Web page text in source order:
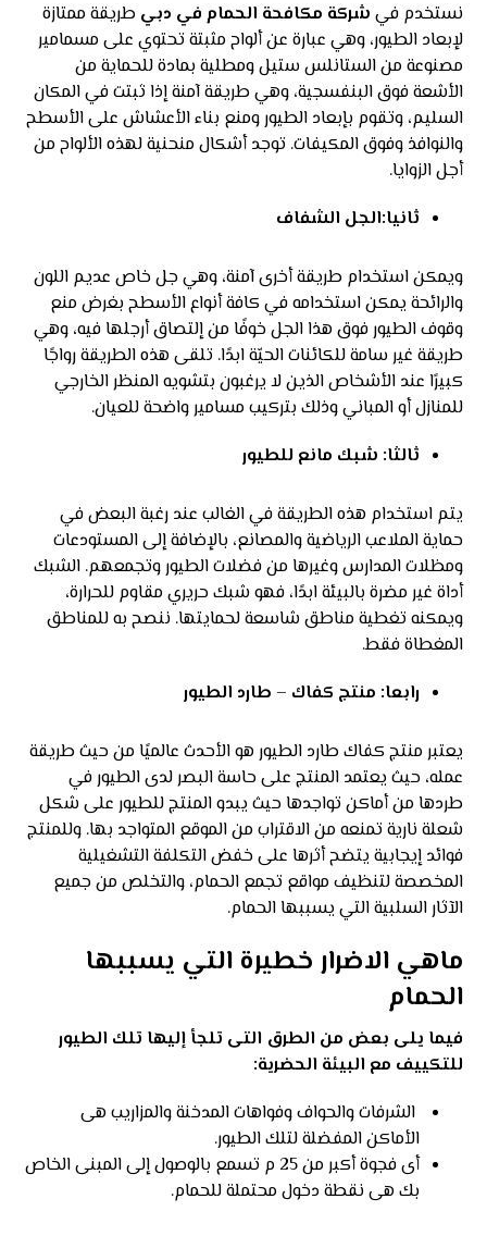
نستخدم في شركة مكافحة الحمام في دبي طريقة ممتازة
لإبعاد الطيور، وهي عبارة عن ألواح مثبتة تحتوي على مسمامير
مصنوعة من الستانلس ستيل ومطلية بمادة للحماية من
الأشعة فوق البنفسجية، وهي طريقة آمنة إذا ثبتت في المكان
السليم، وتقوم بإبعاد الطيور ومنع بناء الأعشاش على الأسطح
والنوافذ وفوق المكيفات. توجد أشكال منحنية لهذه الألواح من
أجل الزوايا.
ثانيا:الجل الشفاف
ويمكن استخدام طريقة أخرى آمنة، وهي جل خاص عديم اللون
والرائحة يمكن استخدامه في كافة أنواع الأسطح بغرض منع
وقوف الطيور فوق هذا الجل خوفًا من إلتصاق أرجلها فيه، وهي
طريقة غير سامة للكائنات الحيّة ابدًا. تلقى هذه الطريقة رواجًا
كبيرًا عند الأشخاص الذين لا يرغبون بتشويه المنظر الخارجي
للمنازل أو المباني وذلك بتركيب مسامير واضحة للعيان.
ثالثا: شبك مانع للطيور
يتم استخدام هذه الطريقة في الغالب عند رغبة البعض في
حماية الملاعب الرياضية والمصانع، بالإضافة إلى المستودعات
ومظلات المدارس وغيرها من فضلات الطيور وتجمعهم. الشبك
أداة غير مضرة بالبيئة ابدًا، فهو شبك حريري مقاوم للحرارة،
ويمكنه تغطية مناطق شاسعة لحمايتها. ننصح به للمناطق
المغطاة فقط.
رابعا: منتج كفاك – طارد الطيور
يعتبر منتج كفاك طارد الطيور هو الأحدث عالميًا من حيث طريقة
عمله، حيث يعتمد المنتج على حاسة البصر لدى الطيور في
طردها من أماكن تواجدها حيث يبدو المنتج للطيور على شكل
شعلة نارية تمنعه من الاقتراب من الموقع المتواجد بها. وللمنتج
فوائد إيجابية يتضح أثرها على خفض التكلفة التشغيلية
المخصصة لتنظيف مواقع تجمع الحمام، والتخلص من جميع
الآثار السلبية التي يسببها الحمام.
ماهي الاضرار خطيرة التي يسببها
الحمام
فيما يلى بعض من الطرق التى تلجأ إليها تلك الطيور
للتكييف مع البيئة الحضرية:
الشرفات والحواف وفواهات المدخنة والمزاريب هى
الأماكن المفضلة لتلك الطيور.
أى فجوة أكبر من 25 م تسمع بالوصول إلى المبنى الخاص
بك هى نقطة دخول محتملة للحمام.